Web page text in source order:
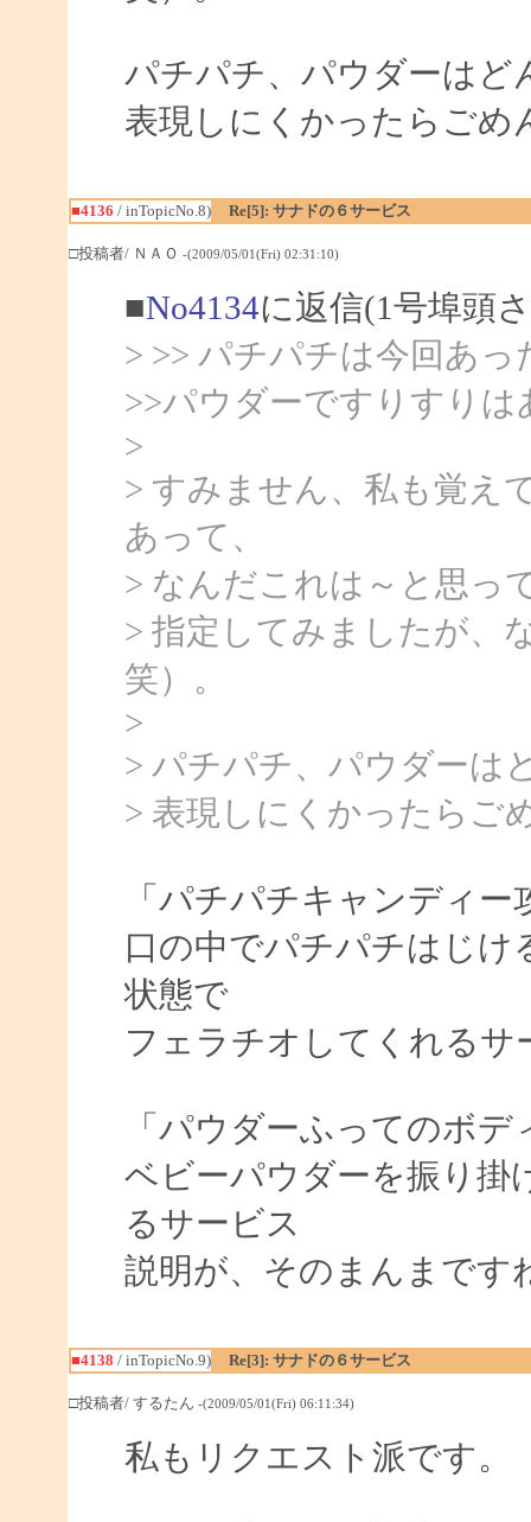
パチパチ、パウダーはど
表現しにくかったらごめ
■4136 / inTopicNo.8) Re[5]: サナドの６サービス
□投稿者/ ＮＡＯ -(2009/05/01(Fri) 02:31:10)
■No4134に返信(1号埠頭
> >> パチパチは今回あ
>>パウダーですりすりは
>
> すみません、私も覚え
あって、
> なんだこれは～と思っ
> 指定してみましたが、
笑）。
>
> パチパチ、パウダーは
> 表現しにくかったらご
「パチパチキャンディー
口の中でパチパチはじけ
状態で
フェラチオしてくれるサ
「パウダーふってのボデ
ベビーパウダーを振り掛
るサービス
説明が、そのまんまです
■4138 / inTopicNo.9) Re[3]: サナドの６サービス
□投稿者/ するたん -(2009/05/01(Fri) 06:11:34)
私もリクエスト派です。